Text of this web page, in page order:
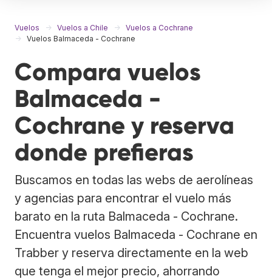
Vuelos Vuelos a Chile
Vuelos a Cochrane
Vuelos Balmaceda - Cochrane
Compara vuelos
Balmaceda -
Cochrane y reserva
donde prefieras
Buscamos en todas las webs de aerolíneas
y agencias para encontrar el vuelo más
barato en la ruta Balmaceda - Cochrane.
Encuentra vuelos Balmaceda - Cochrane en
Trabber y reserva directamente en la web
que tenga el mejor precio, ahorrando